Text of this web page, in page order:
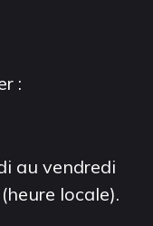
:
au vendredi
locale).